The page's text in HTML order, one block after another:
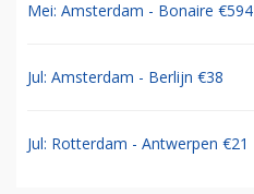
Mei: Amsterdam - Bonaire €594
Jul: Amsterdam - Berlijn €38
Jul: Rotterdam - Antwerpen €21